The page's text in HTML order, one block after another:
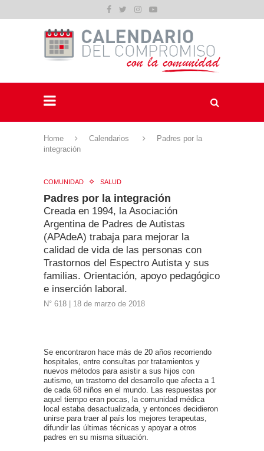
Home Calendarios
Padres por la
integración
COMUNIDAD SALUD
Padres por la integración
Creada en 1994, la Asociación
Argentina de Padres de Autistas
(APAdeA) trabaja para mejorar la
calidad de vida de las personas con
Trastornos del Espectro Autista y sus
familias. Orientación, apoyo pedagógico
e inserción laboral.
N° 618 | 18 de marzo de 2018
Se encontraron hace más de 20 años recorriendo
hospitales, entre consultas por tratamientos y
nuevos métodos para asistir a sus hijos con
autismo, un trastorno del desarrollo que afecta a 1
de cada 68 niños en el mundo. Las respuestas por
aquel tiempo eran pocas, la comunidad médica
local estaba desactualizada, y entonces decidieron
unirse para traer al país los mejores terapeutas,
difundir las últimas técnicas y apoyar a otros
padres en su misma situación.